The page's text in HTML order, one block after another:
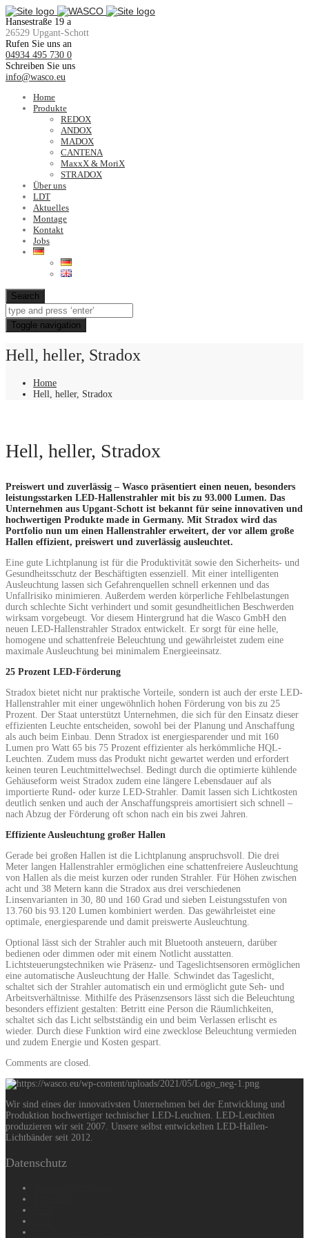
Hansestraße 19 a
26529 Upgant-Schott
Rufen Sie uns an
04934 495 730 0
Schreiben Sie uns
info@wasco.eu
Home
Produkte
REDOX
ANDOX
MADOX
CANTENA
MaxxX & MoriX
STRADOX
Über uns
LDT
Aktuelles
Montage
Kontakt
Jobs
Search
Toggle navigation
Hell, heller, Stradox
Home
Hell, heller, Stradox
Hell, heller, Stradox
Preiswert und zuverlässig – Wasco präsentiert einen neuen, besonders
leistungsstarken LED-Hallenstrahler mit bis zu 93.000 Lumen. Das
Unternehmen aus Upgant-Schott ist bekannt für seine innovativen und
hochwertigen Produkte made in Germany. Mit Stradox wird das
Portfolio nun um einen Hallenstrahler erweitert, der vor allem große
Hallen effizient, preiswert und zuverlässig ausleuchtet.
Eine gute Lichtplanung ist für die Produktivität sowie den Sicherheits- und
Gesundheitsschutz der Beschäftigten essenziell. Mit einer intelligenten
Ausleuchtung lassen sich Gefahrenquellen schnell erkennen und das
Unfallrisiko minimieren. Außerdem werden körperliche Fehlbelastungen
durch schlechte Sicht verhindert und somit gesundheitlichen Beschwerden
wirksam vorgebeugt. Vor diesem Hintergrund hat die Wasco GmbH den
neuen LED-Hallenstrahler Stradox entwickelt. Er sorgt für eine helle,
homogene und schattenfreie Beleuchtung und gewährleistet zudem eine
maximale Ausleuchtung bei minimalem Energieeinsatz.
25 Prozent LED-Förderung
Stradox bietet nicht nur praktische Vorteile, sondern ist auch der erste LED-
Hallenstrahler mit einer ungewöhnlich hohen Förderung von bis zu 25
Prozent. Der Staat unterstützt Unternehmen, die sich für den Einsatz dieser
effizienten Leuchte entscheiden, sowohl bei der Planung und Anschaffung
als auch beim Einbau. Denn Stradox ist energiesparender und mit 160
Lumen pro Watt 65 bis 75 Prozent effizienter als herkömmliche HQL-
Leuchten. Zudem muss das Produkt nicht gewartet werden und erfordert
keinen teuren Leuchtmittelwechsel. Bedingt durch die optimierte kühlende
Gehäuseform weist Stradox zudem eine längere Lebensdauer auf als
importierte Rund- oder kurze LED-Strahler. Damit lassen sich Lichtkosten
deutlich senken und auch der Anschaffungspreis amortisiert sich schnell –
nach Abzug der Förderung oft schon nach ein bis zwei Jahren.
Effiziente Ausleuchtung großer Hallen
Gerade bei großen Hallen ist die Lichtplanung anspruchsvoll. Die drei
Meter langen Hallenstrahler ermöglichen eine schattenfreiere Ausleuchtung
von Hallen als die meist kurzen oder runden Strahler. Für Höhen zwischen
acht und 38 Metern kann die Stradox aus drei verschiedenen
Linsenvarianten in 30, 80 und 160 Grad und sieben Leistungsstufen von
13.760 bis 93.120 Lumen kombiniert werden. Das gewährleistet eine
optimale, energiesparende und damit preiswerte Ausleuchtung.
Optional lässt sich der Strahler auch mit Bluetooth ansteuern, darüber
bedienen oder dimmen oder mit einem Notlicht ausstatten.
Lichtsteuerungstechniken wie Präsenz- und Tageslichtsensoren ermöglichen
eine automatische Ausleuchtung der Halle. Schwindet das Tageslicht,
schaltet sich der Strahler automatisch ein und ermöglicht gute Seh- und
Arbeitsverhältnisse. Mithilfe des Präsenzsensors lässt sich die Beleuchtung
besonders effizient gestalten: Betritt eine Person die Räumlichkeiten,
schaltet sich das Licht selbstständig ein und beim Verlassen erlischt es
wieder. Durch diese Funktion wird eine zwecklose Beleuchtung vermieden
und zudem Energie und Kosten gespart.
Comments are closed.
Wir sind eines der innovativsten Unternehmen bei der Entwicklung und
Produktion hochwertiger technischer LED-Leuchten. LED-Leuchten
produzieren wir seit 2007. Unsere selbst entwickelten LED-Hallen-
Lichtbänder seit 2012.
Datenschutz